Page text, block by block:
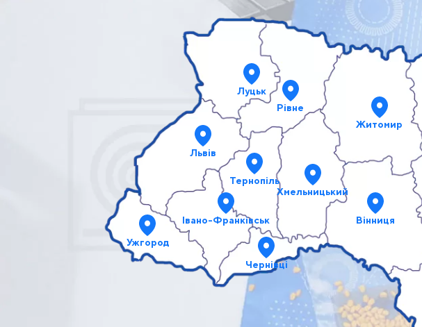
Вінниця
Житомир
Ужгород
Львів
Луцьк
Івано-Франківськ
Чернівці
Тернопіль
Хмельницький
Рівне